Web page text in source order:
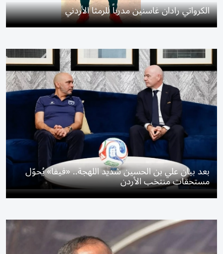
الكرواتي رادان غاسنين مدرباً للرمثا الأردني
بعد بيان علي بن الحسين شديد اللهجة.. «فيفا» يُحوّل
مستحقات منتخب الأردن